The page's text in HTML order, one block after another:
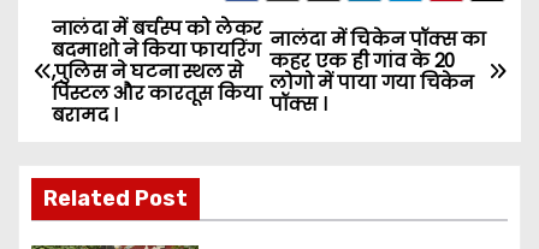
P
o
t
नालंदा में चिकेन पॉक्स का
कहर एक ही गांव के 20
लोगो में पाया गया चिकेन
पॉक्स ।
नालंदा में बर्चस्प को लेकर
बदमाशो ने किया फायरिंग
,पुलिस ने घटना स्थल से
पिस्टल और कारतूस किया
बरामद ।
Related Post